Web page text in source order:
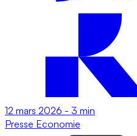
12 mars 2026 - 3 min
Presse Economie